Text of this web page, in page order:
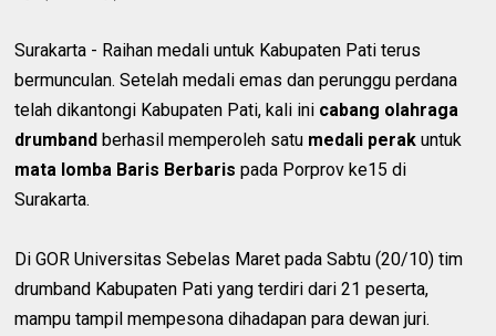
Surakarta - Raihan medali untuk Kabupaten Pati terus
bermunculan. Setelah medali emas dan perunggu perdana
telah dikantongi Kabupaten Pati, kali ini cabang olahraga
drumband berhasil memperoleh satu medali perak untuk
mata lomba Baris Berbaris pada Porprov ke15 di
Surakarta.
Di GOR Universitas Sebelas Maret pada Sabtu (20/10) tim
drumband Kabupaten Pati yang terdiri dari 21 peserta,
mampu tampil mempesona dihadapan para dewan juri.